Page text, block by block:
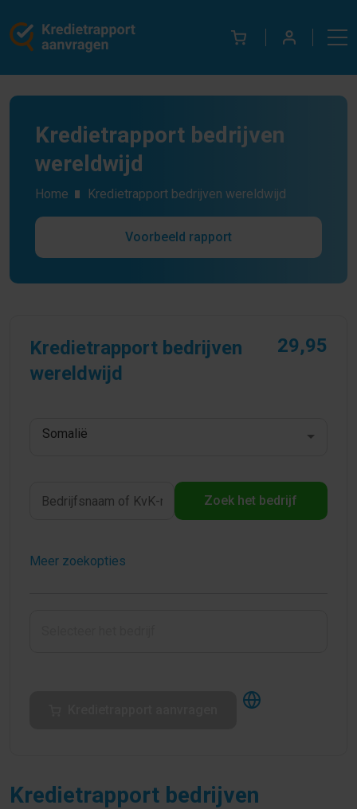
Kredietrapport bedrijven
wereldwijd
Home Kredietrapport bedrijven wereldwijd
Voorbeeld rapport
Kredietrapport bedrijven
wereldwijd
29,95
Somalië
Zoek het bedrijf
Meer zoekopties
Kredietrapport bedrijven